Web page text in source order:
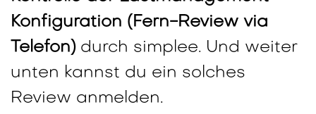
Konfiguration (Fern-Review via
Telefon) durch simplee. Und weiter
unten kannst du ein solches
Review anmelden.